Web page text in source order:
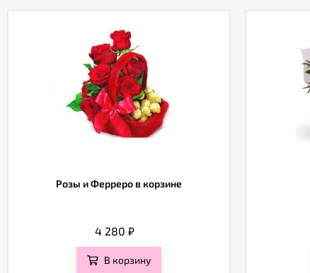
Розы и Ферреро в корзине
4 280 ₽
В корзину